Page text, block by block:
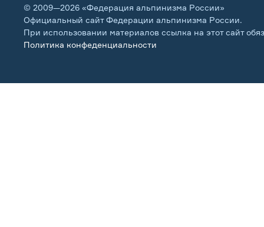
© 2009—2026 «Федерация альпинизма России»
Официальный сайт Федерации альпинизма России.
При использовании материалов ссылка на этот сайт
Политика конфеденциальности